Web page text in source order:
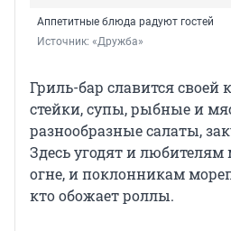
Аппетитные блюда радуют гостей
Источник: «Дружба»
Гриль-бар славится
стейки, супы, рыбные и
разнообразные салаты,
Здесь угодят и
огне, и поклонникам
кто обожает роллы.